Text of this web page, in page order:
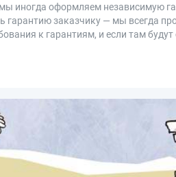
иногда оформляем независимую
гарантию заказчику — мы всегда
к гарантиям, и если там